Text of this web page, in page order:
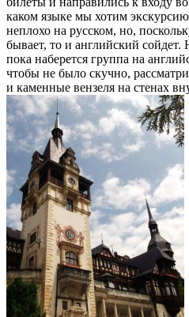
каком языке мы хотим
неплохо на русском, но,
бывает, то и английский
пока наберется группа на
чтобы не было скучно,
и каменные вензеля на стенах